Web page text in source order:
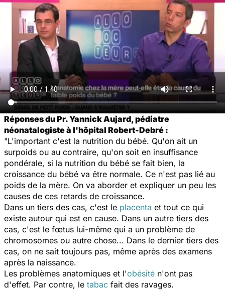
Réponses du Pr. Yannick Aujard, pédiatre
néonatalogiste à l'hôpital Robert-Debré :
"L'important c'est la nutrition du bébé. Qu'on ait un
surpoids ou au contraire, qu'on soit en insuffisance
pondérale, si la nutrition du bébé se fait bien, la
croissance du bébé va être normale. Ce n'est pas lié au
poids de la mère. On va aborder et expliquer un peu les
causes de ces retards de croissance.
Dans un tiers des cas, c'est le placenta et tout ce qui
existe autour qui est en cause. Dans un autre tiers des
cas, c'est le fœtus lui-même qui a un problème de
chromosomes ou autre chose... Dans le dernier tiers des
cas, on ne sait toujours pas, même après des examens
après la naissance.
Les problèmes anatomiques et l'obésité n'ont pas
d'effet. Par contre, le tabac fait des ravages.